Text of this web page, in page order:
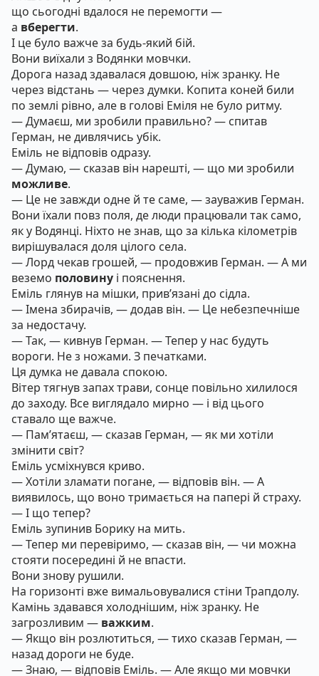
що сьогодні вдалося не перемогти —
а вберегти.
І це було важче за будь-який бій.
Вони виїхали з Водянки мовчки.
Дорога назад здавалася довшою, ніж зранку. Не
через відстань — через думки. Копита коней били
по землі рівно, але в голові Еміля не було ритму.
— Думаєш, ми зробили правильно? — спитав
Герман, не дивлячись убік.
Еміль не відповів одразу.
— Думаю, — сказав він нарешті, — що ми зробили
можливе.
— Це не завжди одне й те саме, — зауважив Герман.
Вони їхали повз поля, де люди працювали так само,
як у Водянці. Ніхто не знав, що за кілька кілометрів
вирішувалася доля цілого села.
— Лорд чекав грошей, — продовжив Герман. — А ми
веземо половину і пояснення.
Еміль глянув на мішки, прив’язані до сідла.
— Імена збирачів, — додав він. — Це небезпечніше
за недостачу.
— Так, — кивнув Герман. — Тепер у нас будуть
вороги. Не з ножами. З печатками.
Ця думка не давала спокою.
Вітер тягнув запах трави, сонце повільно хилилося
до заходу. Все виглядало мирно — і від цього
ставало ще важче.
— Пам’ятаєш, — сказав Герман, — як ми хотіли
змінити світ?
Еміль усміхнувся криво.
— Хотіли зламати погане, — відповів він. — А
виявилось, що воно тримається на папері й страху.
— І що тепер?
Еміль зупинив Борику на мить.
— Тепер ми перевіримо, — сказав він, — чи можна
стояти посередині й не впасти.
Вони знову рушили.
На горизонті вже вимальовувалися стіни Трапдолу.
Камінь здавався холоднішим, ніж зранку. Не
загрозливим — важким.
— Якщо він розлютиться, — тихо сказав Герман, —
назад дороги не буде.
— Знаю, — відповів Еміль. — Але якщо ми мовчки